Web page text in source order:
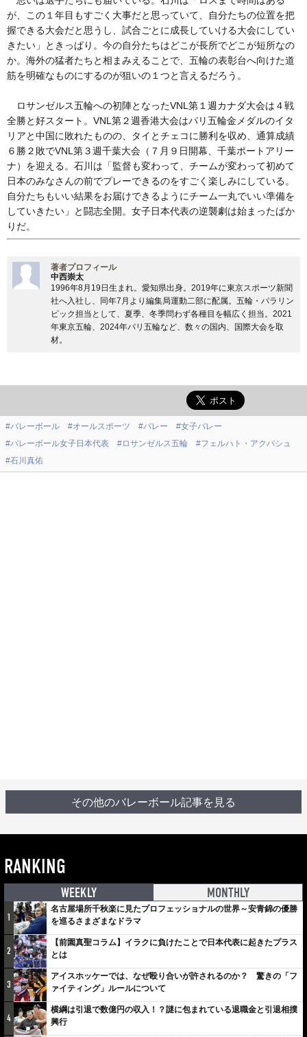
が、この１年目もすごく大事だと思っていて、自分たちの位置を把
握できる大会だと思うし、試合ごとに成長していける大会にしてい
きたい」ときっぱり。今の自分たちはどこが長所でどこが短所なの
か。海外の猛者たちと相まみえることで、五輪の表彰台へ向けた道
筋を明確なものにするのが狙いの１つと言えるだろう。
ロサンゼルス五輪への初陣となったVNL第１週カナダ大会は４戦
全勝と好スタート。VNL第２週香港大会はパリ五輪金メダルのイタ
リアと中国に敗れたものの、タイとチェコに勝利を収め、通算成績
６勝２敗でVNL第３週千葉大会（７月９日開幕、千葉ポートアリー
ナ）を迎える。石川は「監督も変わって、チームが変わって初めて
日本のみなさんの前でプレーできるのをすごく楽しみにしている。
自分たちもいい結果をお届けできるようにチーム一丸でいい準備を
していきたい」と闘志全開。女子日本代表の逆襲劇は始まったばか
りだ。
著者プロフィール
中西崇太
1996年8月19日生まれ。愛知県出身。2019年に東京スポーツ新聞
社へ入社し、同年7月より編集局運動二部に配属。五輪・パラリン
ピック担当として、夏季、冬季問わず各種目を幅広く担当。2021
年東京五輪、2024年パリ五輪など、数々の国内、国際大会を取
材。
#バレーボール #オールスポーツ #バレー
#女子バレー
#バレーボール女子日本代表
#ロサンゼルス五輪
#フェルハト・アクバシュ
#石川真佑
その他のバレーボール記事を見る
RANKING
WEEKLY MONTHLY
1
名古屋場所千秋楽に見たプロフェッショナルの世界～安青錦の優勝
を巡るさまざまなドラマ
2
【前園真聖コラム】イラクに負けたことで日本代表に起きたプラス
とは
3
アイスホッケーでは、なぜ殴り合いが許されるのか？ 驚きの「フ
ァイティング」ルールについて
4
横綱は引退で数億円の収入！？謎に包まれている退職金と引退相撲
興行